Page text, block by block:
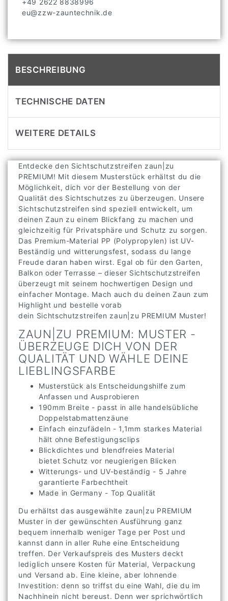
+49 2622 8838996
eu@zzw-zauntechnik.de
BESCHREIBUNG
TECHNISCHE DATEN
WEITERE DETAILS
Entdecke den Sichtschutzstreifen zaun|zu
PREMIUM! Mit diesem Musterstück erhältst du die
Möglichkeit, dich vor der Bestellung von der
Qualität des Sichtschutzes zu überzeugen. Unsere
Sichtschutzstreifen sind speziell entwickelt, um
deinen Zaun zu einem Blickfang zu machen und
gleichzeitig für Privatsphäre und Schutz zu sorgen.
Das Premium-Material PP (Polypropylen) ist UV-
Beständig und witterungsfest, sodass du lange
Freude daran haben wirst. Egal ob für den Garten,
Balkon oder Terrasse – dieser Sichtschutzstreifen
überzeugt mit seinem hochwertigen Design und
einfacher Montage. Mach auch du deinen Zaun zum
Highlight und bestelle vorab
dein Sichtschutzstreifen zaun|zu PREMIUM Muster!
ZAUN|ZU PREMIUM: MUSTER -
ÜBERZEUGE DICH VON DER
QUALITÄT UND WÄHLE DEINE
LIEBLINGSFARBE
Musterstück als Entscheidungshilfe zum
Anfassen und Ausprobieren
190mm Breite - passt in alle handelsübliche
Doppelstabmattenzäune
Einfach einzufädeln - 1,1mm starkes Material
hält ohne Befestigungsclips
Blickdichtes und blendfreies Material
bietet Schutz vor neugierigen Blicken
Witterungs- und UV-beständig - 5 Jahre
garantierte Farbechtheit
Made in Germany - Top Qualität
Du erhältst das ausgewählte zaun|zu PREMIUM
Muster in der gewünschten Ausführung ganz
bequem innerhalb weniger Tage per Post und
kannst dann in aller Ruhe eine Entscheidung
treffen. Der Verkaufspreis des Musters deckt
lediglich unsere Kosten für Material, Verpackung
und Versand ab. Eine kleine, aber lohnende
Investition: denn so triffst du eine Wahl, die du im
Nachhinein nicht bereust. Denn wer sprichwörtlich